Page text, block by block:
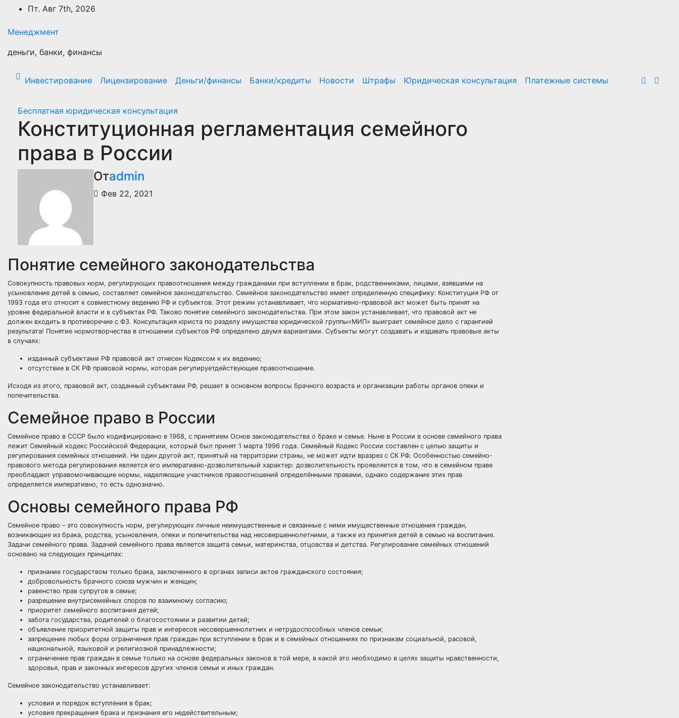
Перейти
содержимому
Пт. Авг 7th, 2026
Менеджмент
деньги, банки, финансы
Инвестирование Лицензирование Деньги/финансы Банки/кредиты Новости Штрафы Юридическая консультация Платежные системы
Бесплатная юридическая консультация
Конституционная регламентация семейного
права в России
Отadmin
Фев 22, 2021
Понятие семейного законодательства
Совокупность правовых норм, регулирующих правоотношения между гражданами при вступлении в брак, родственниками, лицами, взявшими на
усыновление детей в семью, составляет семейное законодательство. Семейное законодательство имеет определенную специфику: Конституция РФ от
1993 года его относит к совместному ведению РФ и субъектов. Этот режим устанавливает, что нормативно-правовой акт может быть принят на
уровне федеральной власти и в субъектах РФ. Таково понятие семейного законодательства. При этом закон устанавливает, что правовой акт не
должен входить в противоречие с ФЗ. Консультация юриста по разделу имущества юридической группы«МИП» выиграет семейное дело с гарантией
результата! Понятие нормотворчества в отношении субъектов РФ определено двумя вариантами. Субъекты могут создавать и издавать правовые акты
в случаях:
изданный субъектами РФ правовой акт отнесен Кодексом к их ведению;
отсутствие в СК РФ правовой нормы, которая регулируетдействующее правоотношение.
Исходя из этого, правовой акт, созданный субъектами РФ, решает в основном вопросы брачного возраста и организации работы органов опеки и
попечительства.
Семейное право в России
Семейное право в СССР было кодифицировано в 1968, с принятием Основ законодательства о браке и семье. Ныне в России в основе семейного права
лежит Семейный кодекс Российской Федерации, который был принят 1 марта 1996 года. Семейный Кодекс России составлен с целью защиты и
регулирования семейных отношений. Ни один другой акт, принятый на территории страны, не может идти вразрез с СК РФ. Особенностью семейно-
правового метода регулирования является его императивно-дозволительный характер: дозволительность проявляется в том, что в семейном праве
преобладают управомочивающие нормы, наделяющие участников правоотношений определёнными правами, однако содержание этих прав
определяется императивно, то есть однозначно.
Основы семейного права РФ
Семейное право – это совокупность норм, регулирующих личные неимущественные и связанные с ними имущественные отношения граждан,
возникающие из брака, родства, усыновления, опеки и попечительства над несовершеннолетними, а также из принятия детей в семью на воспитание.
Задачи семейного права. Задачей семейного права является защита семьи, материнства, отцовства и детства. Регулирование семейных отношений
основано на следующих принципах:
признание государством только брака, заключенного в органах записи актов гражданского состояния;
добровольность брачного союза мужчин и женщин;
равенство прав супругов в семье;
разрешение внутрисемейных споров по взаимному согласию;
приоритет семейного воспитания детей;
забота государства, родителей о благосостоянии и развитии детей;
объявление приоритетной защиты прав и интересов несовершеннолетних и нетрудоспособных членов семьи;
запрещение любых форм ограничения прав граждан при вступлении в брак и в семейных отношениях по признакам социальной, расовой,
национальной, языковой и религиозной принадлежности;
ограничение прав граждан в семье только на основе федеральных законов в той мере, в какой это необходимо в целях защиты нравственности,
здоровья, прав и законных интересов других членов семьи и иных граждан.
Семейное законодательство устанавливает:
условия и порядок вступления в брак;
условия прекращения брака и признания его недействитель­ным;